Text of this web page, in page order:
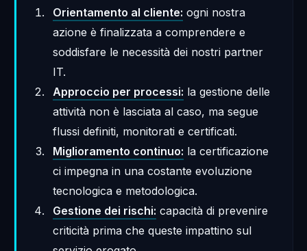
Orientamento al cliente: ogni nostra
azione è finalizzata a comprendere e
soddisfare le necessità dei nostri partner
IT.
Approccio per processi: la gestione delle
attività non è lasciata al caso, ma segue
flussi definiti, monitorati e certificati.
Miglioramento continuo: la certificazione
ci impegna in una costante evoluzione
tecnologica e metodologica.
Gestione dei rischi: capacità di prevenire
criticità prima che queste impattino sul